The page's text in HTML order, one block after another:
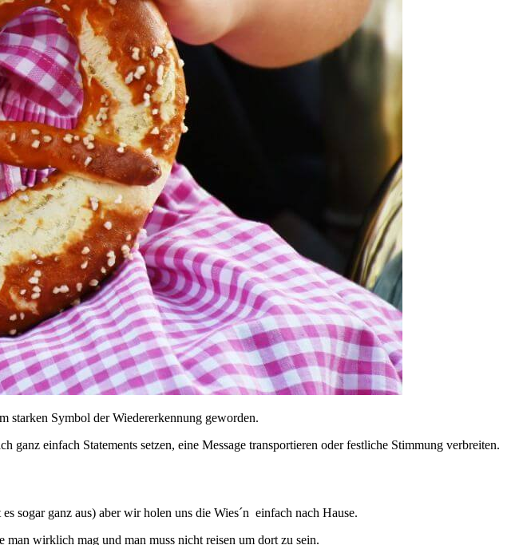
starken Symbol der Wiedererkennung geworden.
ganz einfach Statements setzen, eine Message transportieren oder festliche Stimmung verbreiten.
sogar ganz aus) aber wir holen uns die Wies´n einfach nach Hause.
wirklich mag und man muss nicht reisen um dort zu sein.